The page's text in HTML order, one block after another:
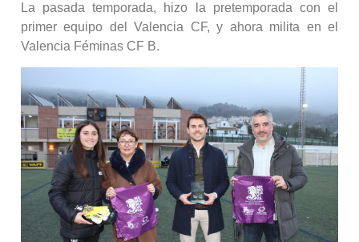
La pasada temporada, hizo la pretemporada con el
primer equipo del Valencia CF, y ahora milita en el
Valencia Féminas CF B.